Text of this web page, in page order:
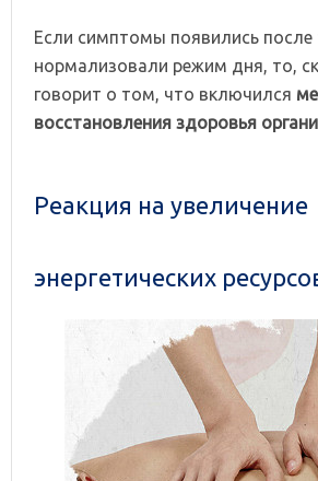
Если симптомы появились после
нормализовали режим дня, то,
говорит о том, что включился
восстановления здоровья
Реакция на увеличение
энергетических